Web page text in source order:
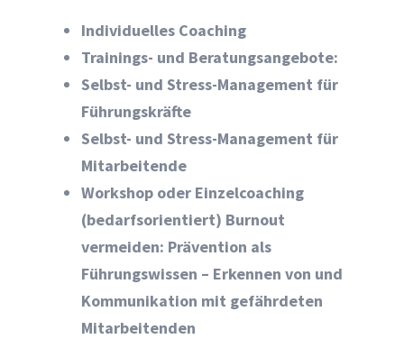
Individuelles Coaching
Trainings- und Beratungsangebote:
Selbst- und Stress-Management für
Führungskräfte
Selbst- und Stress-Management für
Mitarbeitende
Workshop oder Einzelcoaching
(bedarfsorientiert) Burnout
vermeiden: Prävention als
Führungswissen – Erkennen von und
Kommunikation mit gefährdeten
Mitarbeitenden